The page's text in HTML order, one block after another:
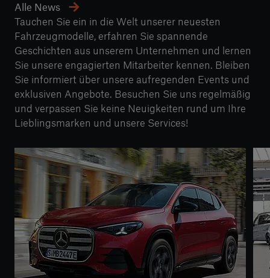
Alle News
Tauchen Sie ein in die Welt unserer neuesten
Fahrzeugmodelle, erfahren Sie spannende
Geschichten aus unserem Unternehmen und lernen
Sie unsere engagierten Mitarbeiter kennen. Bleiben
Sie informiert über unsere aufregenden Events und
exklusiven Angebote. Besuchen Sie uns regelmäßig
und verpassen Sie keine Neuigkeiten rund um Ihre
Lieblingsmarken und unsere Services!